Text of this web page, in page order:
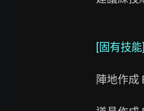
[固有技能]
陣地作成